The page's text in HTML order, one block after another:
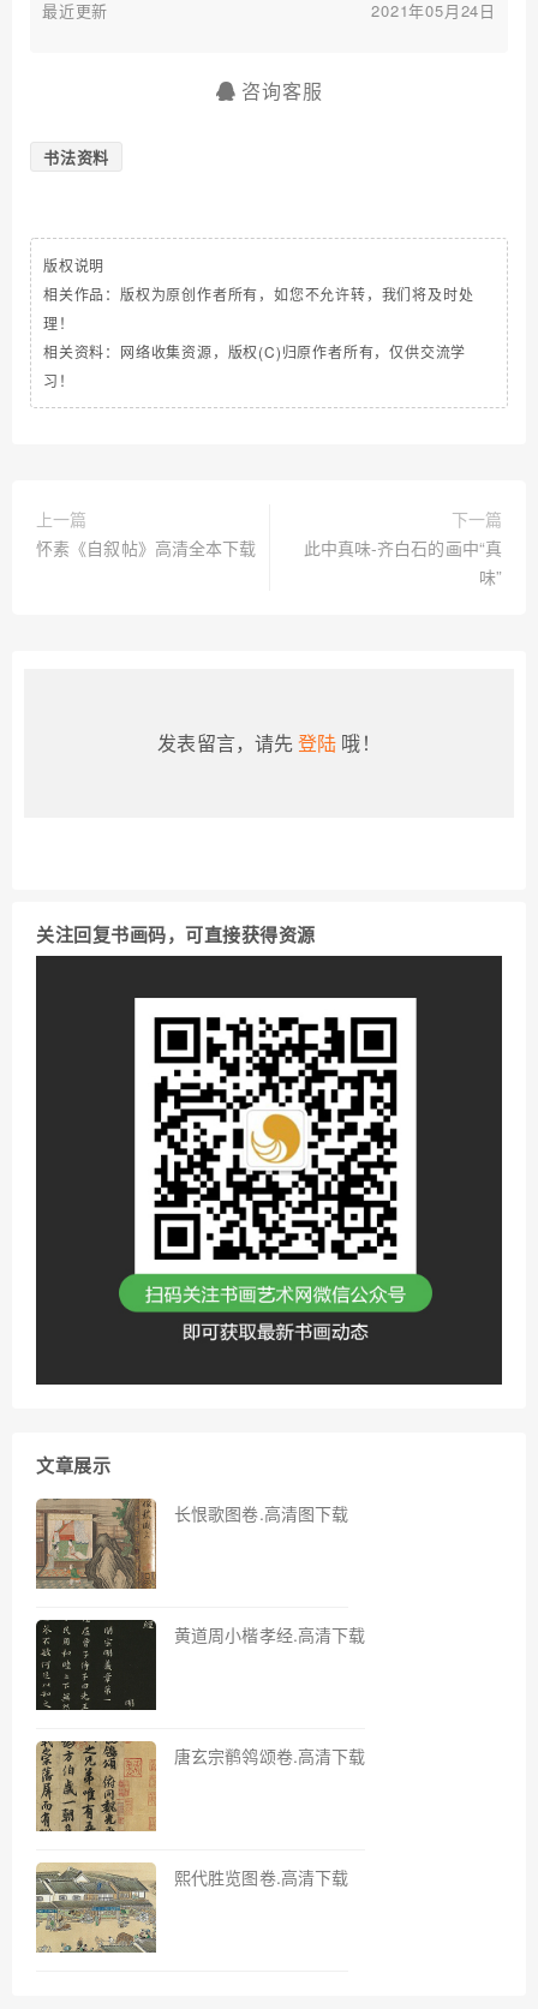
最近更新 2021年05月24日
咨询客服
书法资料
版权说明
相关作品：版权为原创作者所有，如您不允许转，我们将及时处
理！
相关资料：网络收集资源，版权(C)归原作者所有，仅供交流学
习！
上一篇
怀素《自叙帖》高清全本下载
下一篇
此中真味-齐白石的画中“真
味”
发表留言，请先登陆 哦！
关注回复书画码，可直接获得资源
文章展示
长恨歌图卷.高清图下载
黄道周小楷孝经.高清下载
唐玄宗鹡鸰颂卷.高清下载
熙代胜览图卷.高清下载